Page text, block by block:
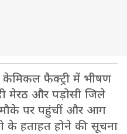
फैक्ट्री में भीषण
मेरठ और पड़ोसी जिले
मौके पर पहुंचीं और आग
के हताहत होने की सूचना